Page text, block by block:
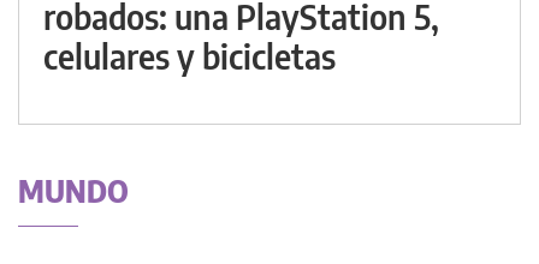
robados: una PlayStation 5,
celulares y bicicletas
MUNDO